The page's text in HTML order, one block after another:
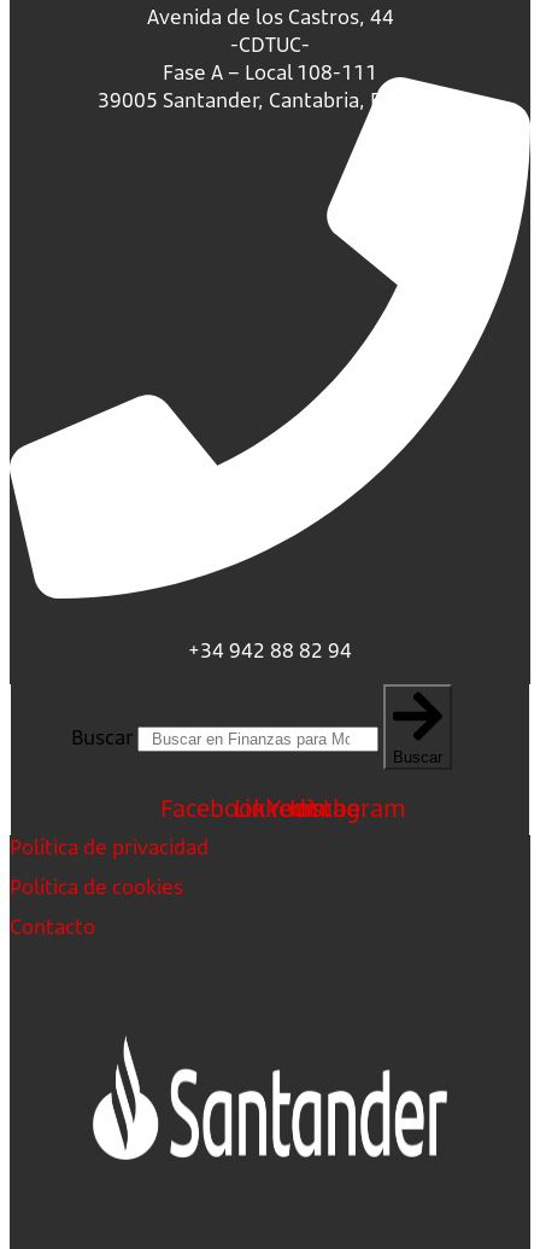
Avenida de los Castros, 44
-CDTUC-
Fase A – Local 108-111
39005 Santander, Cantabria, España.
+34 942 88 82 94
Buscar
Buscar
FacebookLinkedin
Youtube
Instagram
Política de privacidad
Política de cookies
Contacto